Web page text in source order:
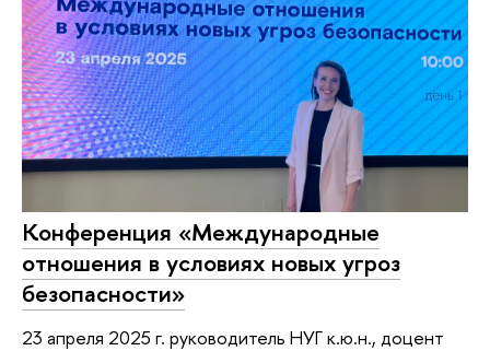
Конференция «Международные
отношения в условиях новых угроз
безопасности»
23 апреля 2025 г. руководитель НУГ к.ю.н., доцент